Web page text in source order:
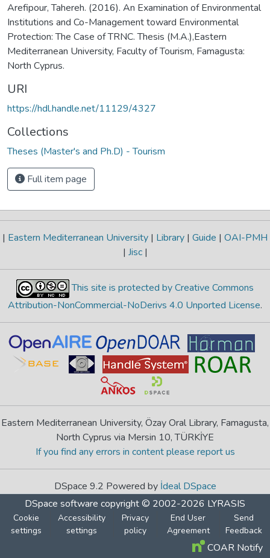
Arefipour, Tahereh. (2016). An Examination of Environmental
Institutions and Co-Management toward Environmental
Protection: The Case of TRNC. Thesis (M.A.),Eastern
Mediterranean University, Faculty of Tourism, Famagusta:
North Cyprus.
URI
https://hdl.handle.net/11129/4327
Collections
Theses (Master's and Ph.D) - Tourism
Full item page
| Eastern Mediterranean University | Library | Guide | OAI-PMH
| Jisc |
This site is protected by Creative Commons
Attribution-NonCommercial-NoDerivs 4.0 Unported License.
Eastern Mediterranean University, Özay Oral Library, Famagusta,
North Cyprus via Mersin 10, TÜRKİYE
If you find any errors in content please report us
DSpace 9.2 Powered by İdeal DSpace
DSpace software copyright © 2002-2026 LYRASIS
Cookie
settings
Accessibility
settings
Privacy
policy
End User
Agreement
Send
Feedback
COAR Notify